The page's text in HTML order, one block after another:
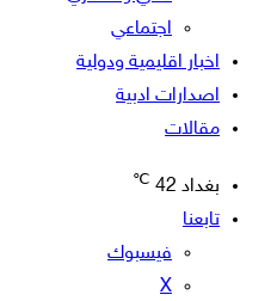
اجتماعي
اخبار اقليمية ودولية
اصدارات ادبية
مقالات
بغداد 42
℃
تابعنا
فيسبوك
‫X